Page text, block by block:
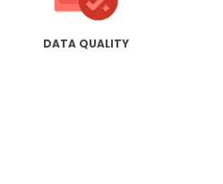
DATA QUALITY